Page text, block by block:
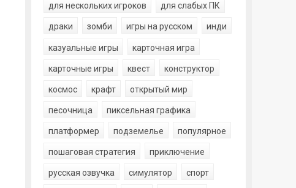
для нескольких игроков для слабых ПК
драки зомби игры на русском инди
казуальные игры карточная игра
карточные игры квест конструктор
космос крафт открытый мир
песочница пиксельная графика
платформер подземелье популярное
пошаговая стратегия приключение
русская озвучка симулятор спорт